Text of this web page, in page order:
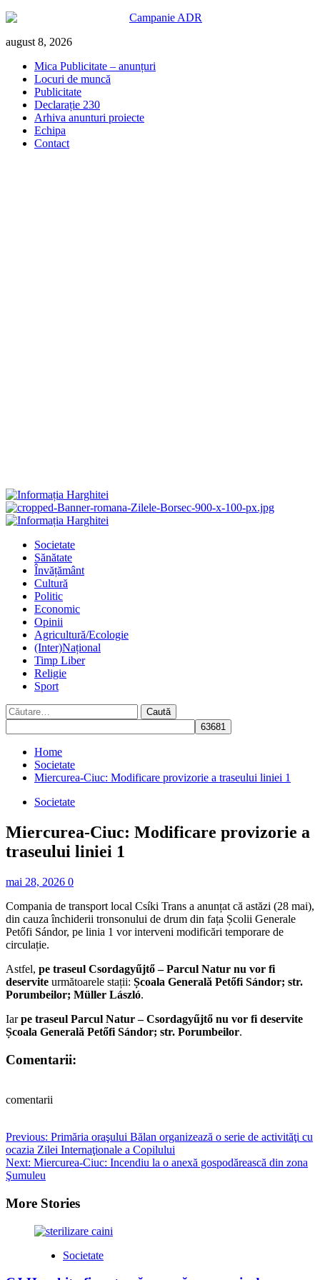
Skip
content
august 8, 2026
Mica Publicitate – anunțuri
Locuri de muncă
Publicitate
Declarație 230
Arhiva anunturi proiecte
Echipa
Contact
Primary
Societate
Sănătate
Învățământ
Cultură
Politic
Economic
Opinii
Agricultură/Ecologie
(Inter)Național
Timp Liber
Religie
Sport
Caută
după:
Home
Societate
Miercurea-Ciuc: Modificare provizorie a traseului liniei 1
Societate
Miercurea-Ciuc: Modificare provizorie a
traseului liniei 1
mai 28, 2026 0
Compania de transport local Csíki Trans a anunțat că astăzi (28 mai),
din cauza închiderii tronsonului de drum din fața Școlii Generale
Petőfi Sándor, pe linia 1 vor interveni modificări temporare de
circulație.
Astfel, pe traseul Csordagyűjtő – Parcul Natur nu vor fi
deservite următoarele stații: Școala Generală Petőfi Sándor; str.
Porumbeilor; Müller László.
Iarpe traseul Parcul Natur – Csordagyűjtő nu vor fi deservite
Școala Generală Petőfi Sándor; str. Porumbeilor.
Comentarii:
comentarii
Post
navigation
Previous: Primăria oraşului Bălan organizează o serie de activităţi cu
ocazia Zilei Internaţionale a Copilului
Next: Miercurea-Ciuc: Incendiu la o anexă gospodărească din zona
Şumuleu
More Stories
Societate